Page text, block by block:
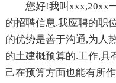
您好!我叫xxx,20xx
的招聘信息,我应聘的职
的优势是善于沟通,为人
的土建概预算的.工作,具
己在预算方面也能有所